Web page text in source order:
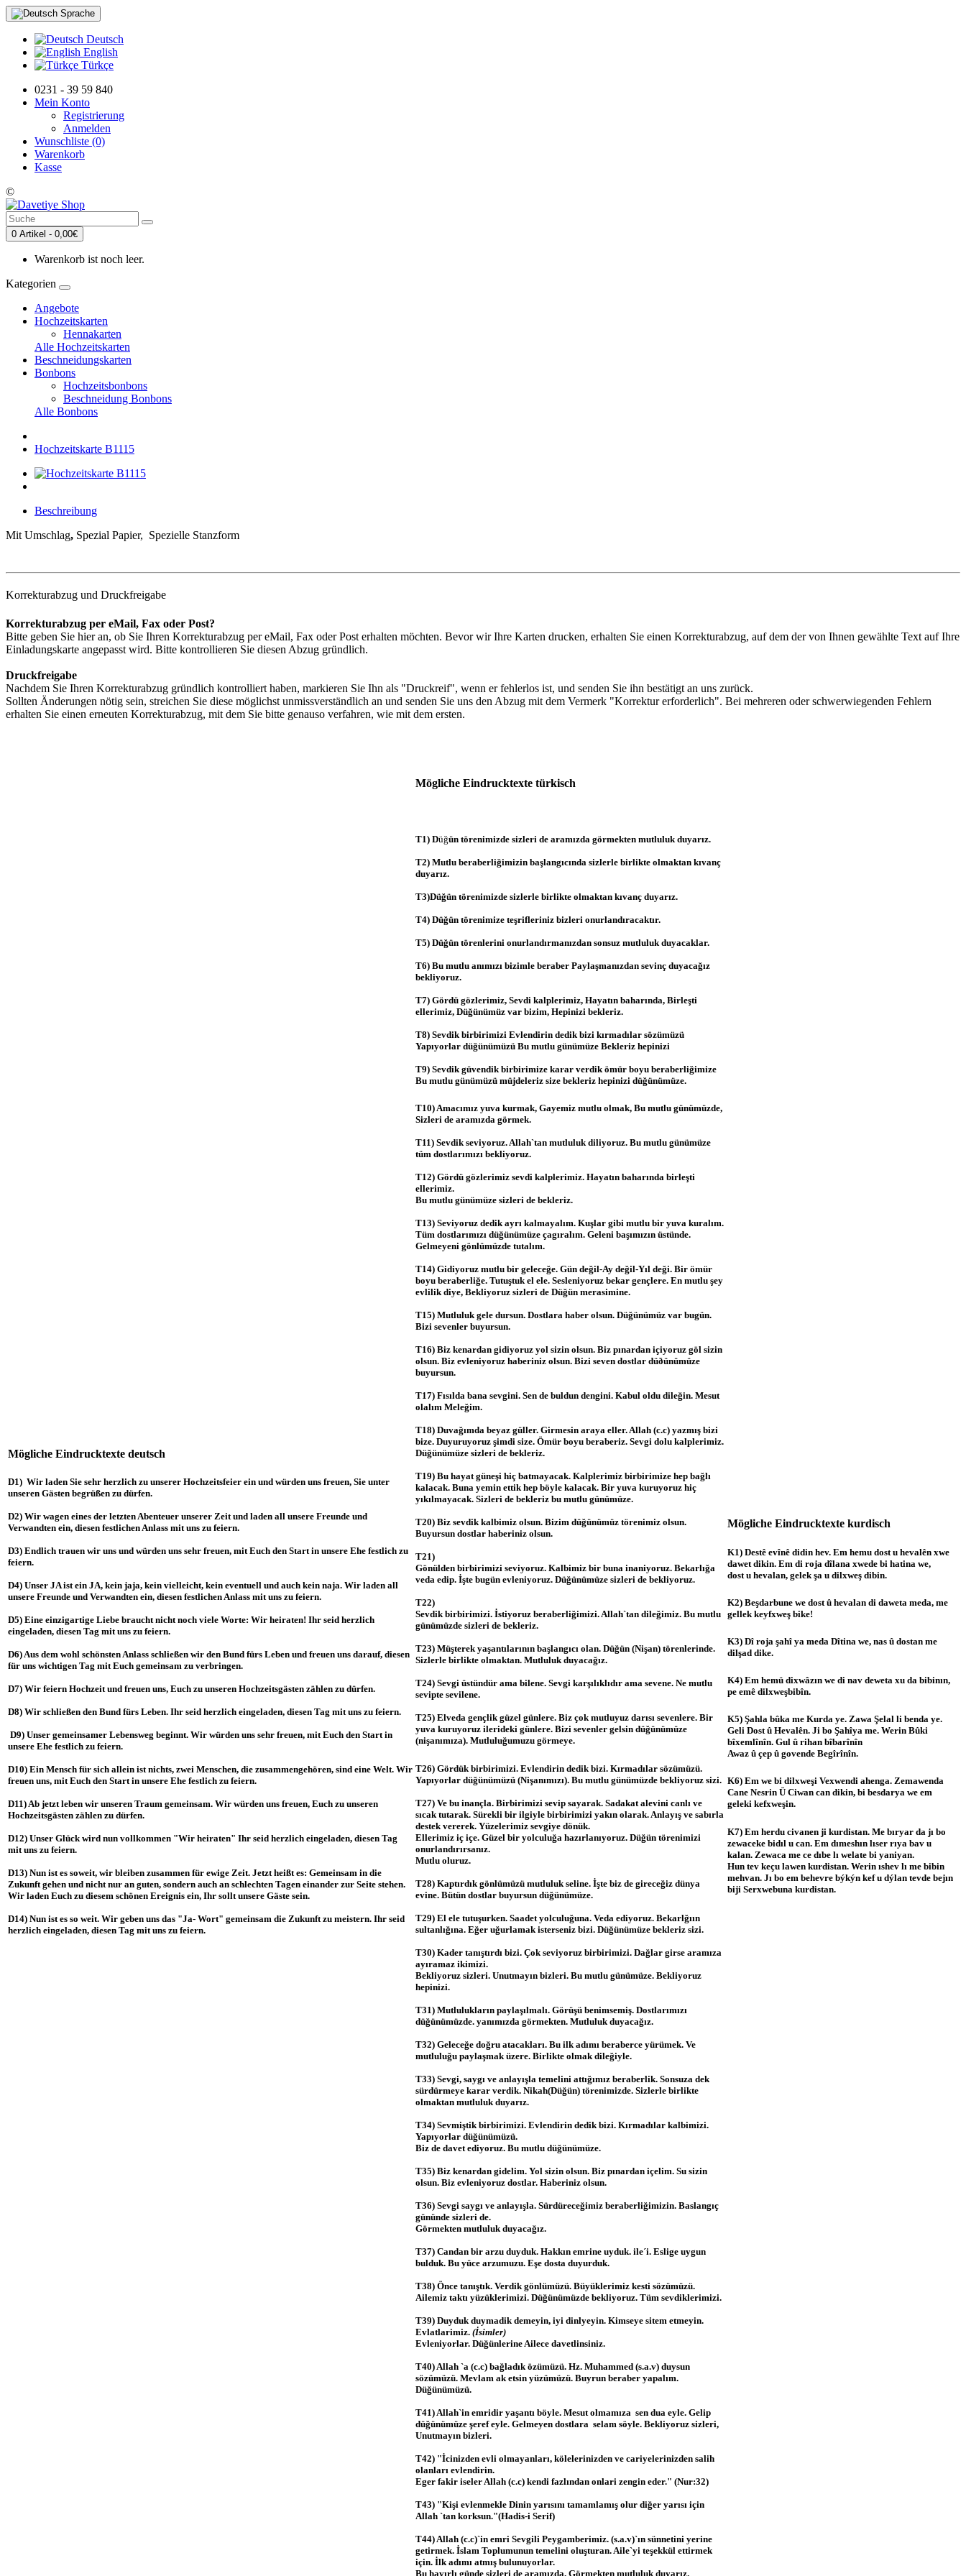
Sprache
Deutsch
English
Türkçe
0231 - 39 59 840
Mein Konto
Registrierung
Anmelden
Wunschliste (0)
Warenkorb
Kasse
©
0 Artikel - 0,00€
Warenkorb ist noch leer.
Kategorien
Angebote
Hochzeitskarten
Hennakarten
Alle Hochzeitskarten
Beschneidungskarten
Bonbons
Hochzeitsbonbons
Beschneidung Bonbons
Alle Bonbons
Hochzeitskarte B1115
Beschreibung
Mit Umschlag, Spezial Papier, Spezielle Stanzform
Korrekturabzug und Druckfreigabe
Korrekturabzug per eMail, Fax oder Post?
Bitte geben Sie hier an, ob Sie Ihren Korrekturabzug per eMail, Fax oder Post erhalten möchten. Bevor wir Ihre Karten drucken, erhalten Sie einen Korrekturabzug, auf dem der von Ihnen gewählte Text auf Ihre
Einladungskarte angepasst wird. Bitte kontrollieren Sie diesen Abzug gründlich.
Druckfreigabe
Nachdem Sie Ihren Korrekturabzug gründlich kontrolliert haben, markieren Sie Ihn als "Druckreif", wenn er fehlerlos ist, und senden Sie ihn bestätigt an uns zurück.
Sollten Änderungen nötig sein, streichen Sie diese möglichst unmissverständlich an und senden Sie uns den Abzug mit dem Vermerk "Korrektur erforderlich". Bei mehreren oder schwerwiegenden Fehlern
erhalten Sie einen erneuten Korrekturabzug, mit dem Sie bitte genauso verfahren, wie mit dem ersten.
Mögliche Eindrucktexte deutsch
D1) Wir laden Sie sehr herzlich zu unserer Hochzeitsfeier ein und würden uns freuen, Sie unter
unseren Gästen begrüßen zu dürfen.
D2) Wir wagen eines der letzten Abenteuer unserer Zeit und laden all unsere Freunde und
Verwandten ein, diesen festlichen Anlass mit uns zu feiern.
D3) Endlich trauen wir uns und würden uns sehr freuen, mit Euch den Start in unsere Ehe festlich zu
feiern.
D4) Unser JA ist ein JA, kein jaja, kein vielleicht, kein eventuell und auch kein naja. Wir laden all
unsere Freunde und Verwandten ein, diesen festlichen Anlass mit uns zu feiern.
D5) Eine einzigartige Liebe braucht nicht noch viele Worte: Wir heiraten! Ihr seid herzlich
eingeladen, diesen Tag mit uns zu feiern.
D6) Aus dem wohl schönsten Anlass schließen wir den Bund fürs Leben und freuen uns darauf, diesen
für uns wichtigen Tag mit Euch gemeinsam zu verbringen.
D7) Wir feiern Hochzeit und freuen uns, Euch zu unseren Hochzeitsgästen zählen zu dürfen.
D8) Wir schließen den Bund fürs Leben. Ihr seid herzlich eingeladen, diesen Tag mit uns zu feiern.
D9) Unser gemeinsamer Lebensweg beginnt. Wir würden uns sehr freuen, mit Euch den Start in
unsere Ehe festlich zu feiern.
D10) Ein Mensch für sich allein ist nichts, zwei Menschen, die zusammengehören, sind eine Welt. Wir
freuen uns, mit Euch den Start in unsere Ehe festlich zu feiern.
D11) Ab jetzt leben wir unseren Traum gemeinsam. Wir würden uns freuen, Euch zu unseren
Hochzeitsgästen zählen zu dürfen.
D12) Unser Glück wird nun vollkommen "Wir heiraten" Ihr seid herzlich eingeladen, diesen Tag
mit uns zu feiern.
D13) Nun ist es soweit, wir bleiben zusammen für ewige Zeit. Jetzt heißt es: Gemeinsam in die
Zukunft gehen und nicht nur an guten, sondern auch an schlechten Tagen einander zur Seite stehen.
Wir laden Euch zu diesem schönen Ereignis ein, Ihr sollt unsere Gäste sein.
D14) Nun ist es so weit. Wir geben uns das "Ja- Wort" gemeinsam die Zukunft zu meistern. Ihr seid
herzlich eingeladen, diesen Tag mit uns zu feiern.
Mögliche Eindrucktexte türkisch
T1) Düğün törenimizde sizleri de aramızda görmekten mutluluk duyarız.
T2) Mutlu beraberliğimizin başlangıcında sizlerle birlikte olmaktan kıvanç
duyarız.
T3)Düğün törenimizde sizlerle birlikte olmaktan kıvanç duyarız.
T4) Düğün törenimize teşrifleriniz bizleri onurlandıracaktır.
T5) Düğün törenlerini onurlandırmanızdan sonsuz mutluluk duyacaklar.
T6) Bu mutlu anımızı bizimle beraber Paylaşmanızdan sevinç duyacağız
bekliyoruz.
T7) Gördü gözlerimiz, Sevdi kalplerimiz, Hayatın baharında, Birleşti
ellerimiz, Düğünümüz var bizim, Hepinizi bekleriz.
T8) Sevdik birbirimizi Evlendirin dedik bizi kırmadılar sözümüzü
Yapıyorlar düğünümüzü Bu mutlu günümüze Bekleriz hepinizi
T9) Sevdik güvendik birbirimize karar verdik ömür boyu beraberliğimize
Bu mutlu günümüzü müjdeleriz size bekleriz hepinizi düğünümüze.
T10) Amacımız yuva kurmak, Gayemiz mutlu olmak, Bu mutlu günümüzde,
Sizleri de aramızda görmek.
T11) Sevdik seviyoruz. Allah`tan mutluluk diliyoruz. Bu mutlu günümüze
tüm dostlarımızı bekliyoruz.
T12) Gördü gözlerimiz sevdi kalplerimiz. Hayatın baharında birleşti
ellerimiz.
Bu mutlu günümüze sizleri de bekleriz.
T13) Seviyoruz dedik ayrı kalmayalım. Kuşlar gibi mutlu bir yuva kuralım.
Tüm dostlarımızı düğünümüze çagıralım. Geleni başımızın üstünde.
Gelmeyeni gönlümüzde tutalım.
T14) Gidiyoruz mutlu bir geleceğe. Gün değil-Ay değil-Yıl deği. Bir ömür
boyu beraberliğe. Tutuştuk el ele. Sesleniyoruz bekar gençlere. En mutlu şey
evlilik diye, Bekliyoruz sizleri de Düğün merasimine.
T15) Mutluluk gele dursun. Dostlara haber olsun. Düğünümüz var bugün.
Bizi sevenler buyursun.
T16) Biz kenardan gidiyoruz yol sizin olsun. Biz pınardan içiyoruz göl sizin
olsun. Biz evleniyoruz haberiniz olsun. Bizi seven dostlar düðünümüze
buyursun.
T17) Fısılda bana sevgini. Sen de buldun dengini. Kabul oldu dileğin. Mesut
olalım Meleğim.
T18) Duvağımda beyaz güller. Girmesin araya eller. Allah (c.c) yazmış bizi
bize. Duyuruyoruz şimdi size. Ömür boyu beraberiz. Sevgi dolu kalplerimiz.
Düğünümüze sizleri de bekleriz.
T19) Bu hayat güneşi hiç batmayacak. Kalplerimiz birbirimize hep bağlı
kalacak. Buna yemin ettik hep böyle kalacak. Bir yuva kuruyoruz hiç
yıkılmayacak. Sizleri de bekleriz bu mutlu günümüze.
T20) Biz sevdik kalbimiz olsun. Bizim düğünümüz törenimiz olsun.
Buyursun dostlar haberiniz olsun.
T21)
Gönülden birbirimizi seviyoruz. Kalbimiz bir buna inaniyoruz. Bekarlığa
veda edip. İşte bugün evleniyoruz. Düğünümüze sizleri de bekliyoruz.
T22)
Sevdik birbirimizi. İstiyoruz beraberliğimizi. Allah`tan dileğimiz. Bu mutlu
günümüzde sizleri de bekleriz.
T23) Müşterek yaşantılarının başlangıcı olan. Düğün (Nişan) törenlerinde.
Sizlerle birlikte olmaktan. Mutluluk duyacağız.
T24) Sevgi üstündür ama bilene. Sevgi karşılıklıdır ama sevene. Ne mutlu
sevipte sevilene.
T25) Elveda gençlik güzel günlere. Biz çok mutluyuz darısı sevenlere. Bir
yuva kuruyoruz ilerideki günlere. Bizi sevenler gelsin düğünümüze
(nişanımıza). Mutluluğumuzu görmeye.
T26) Gördük birbirimizi. Evlendirin dedik bizi. Kırmadılar sözümüzü.
Yapıyorlar düğünümüzü (Nişanımızı). Bu mutlu günümüzde bekliyoruz sizi.
T27) Ve bu inançla. Birbirimizi sevip sayarak. Sadakat alevini canlı ve
sıcak tutarak. Sürekli bir ilgiyle birbirimizi yakın olarak. Anlayış ve sabırla
destek vererek. Yüzelerimiz sevgiye dönük.
Ellerimiz iç içe. Güzel bir yolculuğa hazırlanıyoruz. Düğün törenimizi
onurlandırırsanız.
Mutlu oluruz.
T28) Kaptırdık gönlümüzü mutluluk seline. İşte biz de gireceğiz dünya
evine. Bütün dostlar buyursun düğünümüze.
T29) El ele tutuşurken. Saadet yolculuğuna. Veda ediyoruz. Bekarlğıın
sultanlığına. Eğer uğurlamak isterseniz bizi. Düğünümüze bekleriz sizi.
T30) Kader tanıştırdı bizi. Çok seviyoruz birbirimizi. Dağlar girse aramıza
ayıramaz ikimizi.
Bekliyoruz sizleri. Unutmayın bizleri. Bu mutlu günümüze. Bekliyoruz
hepinizi.
T31) Mutlulukların paylaşılmalı. Görüşü benimsemiş. Dostlarımızı
düğünümüzde. yanımızda görmekten. Mutluluk duyacağız.
T32) Geleceğe doğru atacakları. Bu ilk adımı beraberce yürümek. Ve
mutluluğu paylaşmak üzere. Birlikte olmak dileğiyle.
T33) Sevgi, saygı ve anlayışla temelini attığımız beraberlik. Sonsuza dek
sürdürmeye karar verdik. Nikah(Düğün) törenimizde. Sizlerle birlikte
olmaktan mutluluk duyarız.
T34) Sevmiştik birbirimizi. Evlendirin dedik bizi. Kırmadılar kalbimizi.
Yapıyorlar düğünümüzü.
Biz de davet ediyoruz. Bu mutlu düğünümüze.
T35) Biz kenardan gidelim. Yol sizin olsun. Biz pınardan içelim. Su sizin
olsun. Biz evleniyoruz dostlar. Haberiniz olsun.
T36) Sevgi saygı ve anlayışla. Sürdüreceğimiz beraberliğimizin. Baslangıç
gününde sizleri de.
Görmekten mutluluk duyacağız.
T37) Candan bir arzu duyduk. Hakkın emrine uyduk. ile´i. Eslige uygun
bulduk. Bu yüce arzumuzu. Eşe dosta duyurduk.
T38) Önce tanıştık. Verdik gönlümüzü. Büyüklerimiz kesti sözümüzü.
Ailemiz taktı yüzüklerimizi. Düğünümüzde bekliyoruz. Tüm sevdiklerimizi.
T39) Duyduk duymadik demeyin, iyi dinlyeyin. Kimseye sitem etmeyin.
Evlatlarimiz. (İsimler)
Evleniyorlar. Düğünlerine Ailece davetlinsiniz.
T40) Allah `a (c.c) bağladık özümüzü. Hz. Muhammed (s.a.v) duysun
sözümüzü. Mevlam ak etsin yüzümüzü. Buyrun beraber yapalım.
Düğünümüzü.
T41) Allah`in emridir yaşantı böyle. Mesut olmamıza sen dua eyle. Gelip
düğünümüze şeref eyle. Gelmeyen dostlara selam söyle. Bekliyoruz sizleri,
Unutmayın bizleri.
T42) "İcinizden evli olmayanları, kölelerinizden ve cariyelerinizden salih
olanları evlendirin.
Eger fakir iseler Allah (c.c) kendi fazlından onlari zengin eder." (Nur:32)
T43) "Kişi evlenmekle Dinin yarısını tamamlamış olur diğer yarısı için
Allah `tan korksun."(Hadis-i Serif)
T44) Allah (c.c)`in emri Sevgili Peygamberimiz. (s.a.v)`ın sünnetini yerine
getirmek. İslam Toplumunun temelini oluşturan. Aile`yi teşekkül ettirmek
için. İlk adımı atmış bulunuyorlar.
Bu hayırlı günde sizleri de aramızda. Görmekten mutluluk duyarız.
Mögliche Eindrucktexte kurdisch
K1) Destê evînê didin hev. Em hemu dost u hevalên xwe
dawet dikin. Em di roja dîlana xwede bi hatina we,
dost u hevalan, gelek şa u dilxweş dibin.
K2) Beşdarbune we dost û hevalan di daweta meda, me
gellek keyfxweş bike!
K3) Dî roja şahî ya meda Dîtina we, nas û dostan me
dilşad dike.
K4) Em hemü dixwâzın we di nav deweta xu da bibinın,
pe emê dilxweşbibîn.
K5) Şahla bûka me Kurda ye. Zawa Şelal li benda ye.
Geli Dost û Hevalên. Ji bo Şahîya me. Werin Bûki
bîxemlînîn. Gul û rihan bîbarînîn
Awaz û çep û govende Begîrînîn.
K6) Em we bi dilxweşi Vexwendi ahenga. Zemawenda
Cane Nesrin Ü Ciwan can dikin, bi besdarya we em
geleki kefxweşin.
K7) Em herdu civanen ji kurdistan. Me bıryar da jı bo
zewaceke bidıl u can. Em dımeshın lıser rıya bav u
kalan. Zewaca me ce dıbe lı welate bi yaniyan.
Hun tev keçu lawen kurdistan. Werin ıshev lı me bibin
mehvan. Jı bo em behevre býkýn kef u dýlan tevde bejın
biji Serxwebuna kurdistan.